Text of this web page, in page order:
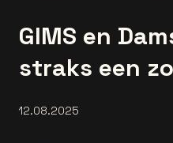
GIMS en
straks een
12.08.2025